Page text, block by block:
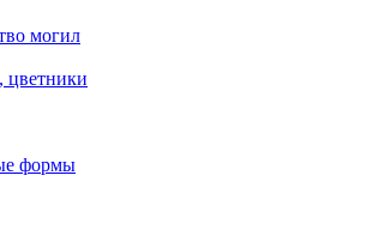
могил
цветники
формы